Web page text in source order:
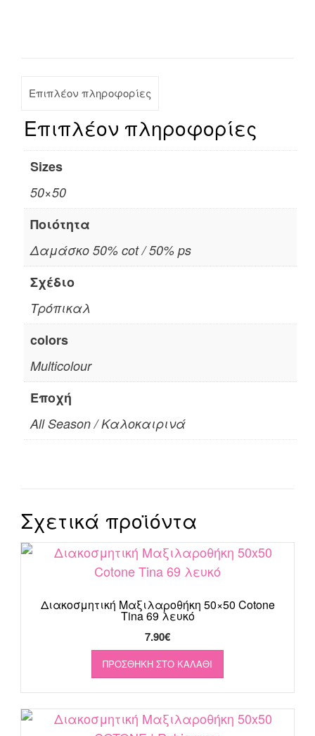
Επιπλέον πληροφορίες
Επιπλέον πληροφορίες
Sizes
50×50
Ποιότητα
Δαμάσκο 50% cot / 50% ps
Σχέδιο
Τρόπικαλ
colors
Multicolour
Εποχή
All Season / Καλοκαιρινά
Σχετικά προϊόντα
Διακοσμητική Μαξιλαροθήκη 50×50 Cotone
Tina 69 λευκό
7.90€
ΠΡΟΣΘΉΚΗ ΣΤΟ ΚΑΛΆΘΙ